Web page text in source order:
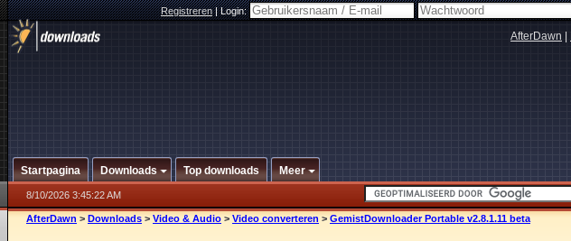
Registreren|Login:
AfterDawn
Startpagina Downloads Top downloads Meer
8/10/2026 3:45:22 AM
AfterDawn > Downloads > Video & Audio > Video converteren > GemistDownloader Portable v2.8.1.11 beta